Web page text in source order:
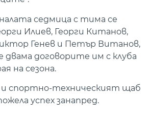
седмица с тима се
Илиев, Георги Китанов,
Генев и Петър Витанов,
договорите им с клуба
на сезона.
спортно-техническият щаб
успех занапред.